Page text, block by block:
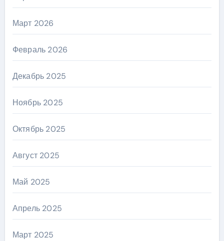
Март 2026
Февраль 2026
Декабрь 2025
Ноябрь 2025
Октябрь 2025
Август 2025
Май 2025
Апрель 2025
Март 2025